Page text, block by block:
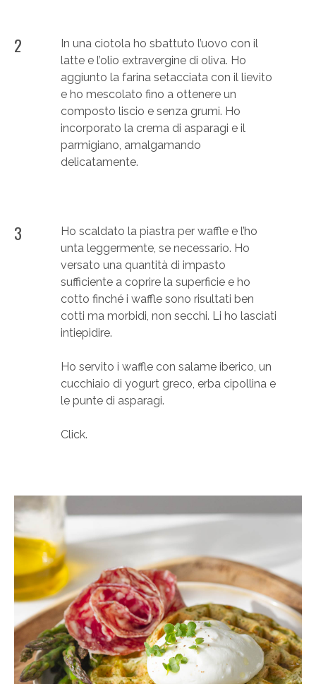
2
In una ciotola ho sbattuto l’uovo con il
latte e l’olio extravergine di oliva. Ho
aggiunto la farina setacciata con il lievito
e ho mescolato fino a ottenere un
composto liscio e senza grumi. Ho
incorporato la crema di asparagi e il
parmigiano, amalgamando
delicatamente.
3
Ho scaldato la piastra per waffle e l’ho
unta leggermente, se necessario. Ho
versato una quantità di impasto
sufficiente a coprire la superficie e ho
cotto finché i waffle sono risultati ben
cotti ma morbidi, non secchi. Li ho lasciati
intiepidire.
Ho servito i waffle con salame iberico, un
cucchiaio di yogurt greco, erba cipollina e
le punte di asparagi.
Click.